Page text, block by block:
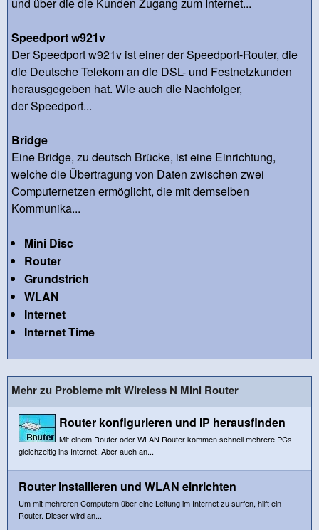
Speedport w921v
Der Speedport w921v ist einer der Speedport-Router, die
die Deutsche Telekom an die DSL- und Festnetzkunden
herausgegeben hat. Wie auch die Nachfolger,
der Speedport...
Bridge
Eine Bridge, zu deutsch Brücke, ist eine Einrichtung,
welche die Übertragung von Daten zwischen zwei
Computernetzen ermöglicht, die mit demselben
Kommunika...
Mini Disc
Router
Grundstrich
WLAN
Internet
Internet Time
Mehr zu Probleme mit Wireless N Mini Router
Router konfigurieren und IP herausfinden
Mit einem Router oder WLAN Router kommen schnell mehrere PCs
gleichzeitig ins Internet. Aber auch an...
Router installieren und WLAN einrichten
Um mit mehreren Computern über eine Leitung im Internet zu surfen, hilft ein
Router. Dieser wird an...